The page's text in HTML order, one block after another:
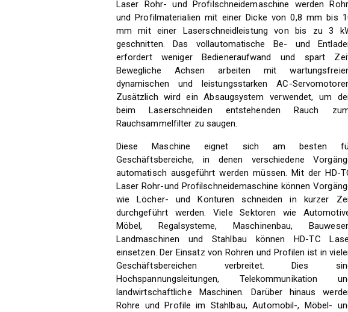
Laser Rohr- und Profilschneidemaschine werden
und Profilmaterialien mit einer Dicke von 0,8 mm bis
mm mit einer Laserschneidleistung von bis zu 3
geschnitten. Das vollautomatische Be- und
erfordert weniger Bedieneraufwand und spart
Bewegliche Achsen arbeiten mit
dynamischen und leistungsstarken AC-
Zusätzlich wird ein Absaugsystem verwendet, um
beim Laserschneiden entstehenden Rauch
Rauchsammelfilter zu saugen.
Diese Maschine eignet sich am besten
Geschäftsbereiche, in denen verschiedene
automatisch ausgeführt werden müssen. Mit der HD-
Laser Rohr-und Profilschneidemaschine können
wie Löcher- und Konturen schneiden in kurzer
durchgeführt werden. Viele Sektoren wie
Möbel, Regalsysteme, Maschinenbau,
Landmaschinen und Stahlbau können HD-TC
einsetzen. Der Einsatz von Rohren und Profilen ist in
Geschäftsbereichen verbreitet. Dies
Hochspannungsleitungen, Telekommunikation
landwirtschaftliche Maschinen. Darüber hinaus
Rohre und Profile im Stahlbau, Automobil-, Möbel-